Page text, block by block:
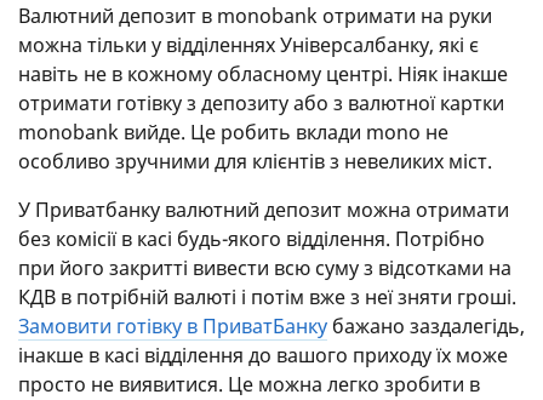
Валютний депозит в monobank отримати на руки
можна тільки у відділеннях Універсалбанку, які є
навіть не в кожному обласному центрі. Ніяк інакше
отримати готівку з депозиту або з валютної картки
monobank вийде. Це робить вклади mono не
особливо зручними для клієнтів з невеликих міст.
У Приватбанку валютний депозит можна отримати
без комісії в касі будь-якого відділення. Потрібно
при його закритті вивести всю суму з відсотками на
КДВ в потрібній валюті і потім вже з неї зняти гроші.
Замовити готівку в ПриватБанку бажано заздалегідь,
інакше в касі відділення до вашого приходу їх може
просто не виявитися. Це можна легко зробити в